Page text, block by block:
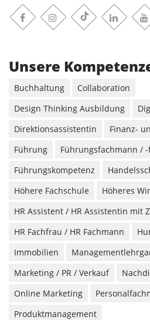
FacebookInstagramTikTokLinkedin
Unsere
Buchhaltung
Collaboration
Design Thinking Ausbildung
Direktionsassistentin
Finanz-
Führung
Führungsfachmann /
Führungskompetenz
Höhere Fachschule
Höheres
HR Assistent / HR Assistentin mit
HR Fachfrau / HR Fachmann
Immobilien
Marketing / PR / Verkauf
Online Marketing
Produktmanagement